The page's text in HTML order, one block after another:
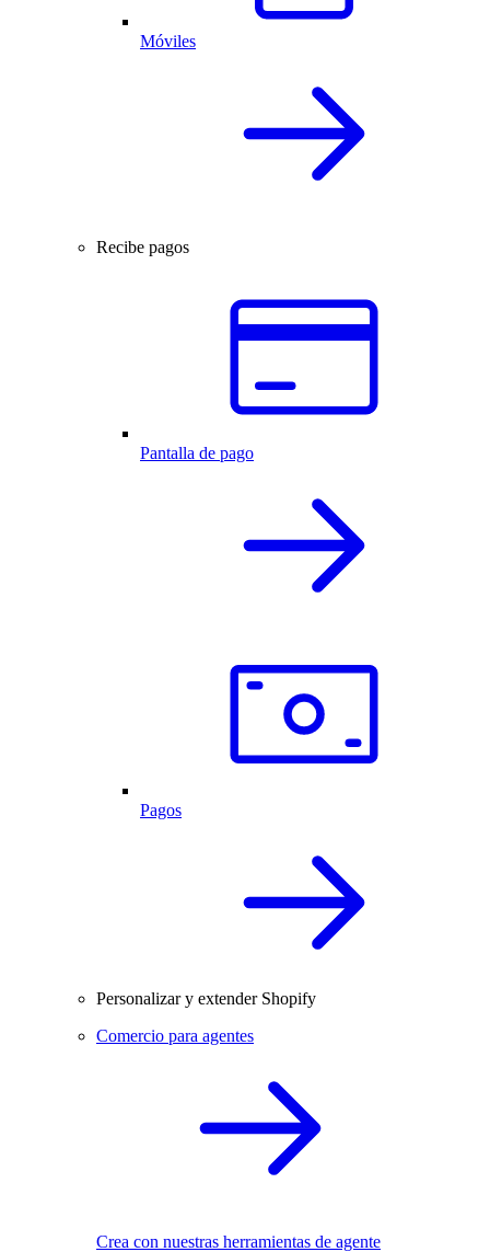
Móviles
Recibe pagos
Pantalla de pago
Pagos
Personalizar y extender Shopify
Comercio para agentes
Crea con nuestras herramientas de agente